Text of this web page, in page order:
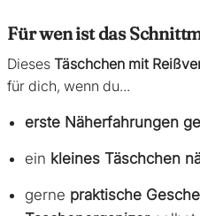
Für wen ist das
Dieses Täschchen mit
für dich, wenn du...
erste Näherfahrungen
ein kleines Täschchen
gerne praktische